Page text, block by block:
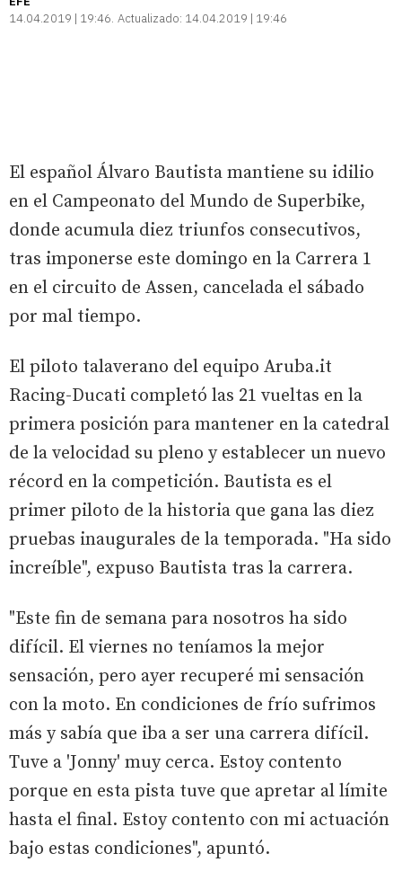
14.04.2019 | 19:46 Actualizado: 14.04.2019 | 19:46
El español Álvaro Bautista mantiene su idilio
en el Campeonato del Mundo de Superbike,
donde acumula diez triunfos consecutivos,
tras imponerse este domingo en la Carrera 1
en el circuito de Assen, cancelada el sábado
por mal tiempo.
El piloto talaverano del equipo Aruba.it
Racing-Ducati completó las 21 vueltas en la
primera posición para mantener en la catedral
de la velocidad su pleno y establecer un nuevo
récord en la competición. Bautista es el
primer piloto de la historia que gana las diez
pruebas inaugurales de la temporada. "Ha sido
increíble", expuso Bautista tras la carrera.
"Este fin de semana para nosotros ha sido
difícil. El viernes no teníamos la mejor
sensación, pero ayer recuperé mi sensación
con la moto. En condiciones de frío sufrimos
más y sabía que iba a ser una carrera difícil.
Tuve a 'Jonny' muy cerca. Estoy contento
porque en esta pista tuve que apretar al límite
hasta el final. Estoy contento con mi actuación
bajo estas condiciones", apuntó.